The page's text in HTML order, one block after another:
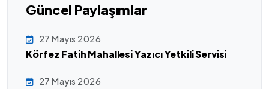
Güncel Paylaşımlar
27 Mayıs 2026
Körfez Fatih Mahallesi Yazıcı Yetkili Servisi
27 Mayıs 2026